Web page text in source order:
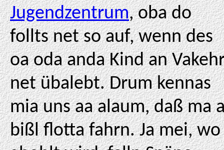
Jugendzentrum, oba do
follts net so auf, wenn des
oa oda anda Kind an
net übalebt. Drum kennas
mia uns aa alaum, daß ma
bißl flotta fahrn. Ja mei, wo